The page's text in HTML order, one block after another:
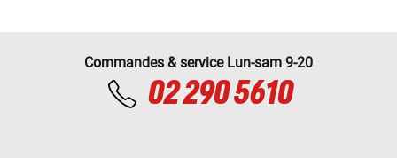
Commandes & service Lun-sam 9-20
02 290 5610